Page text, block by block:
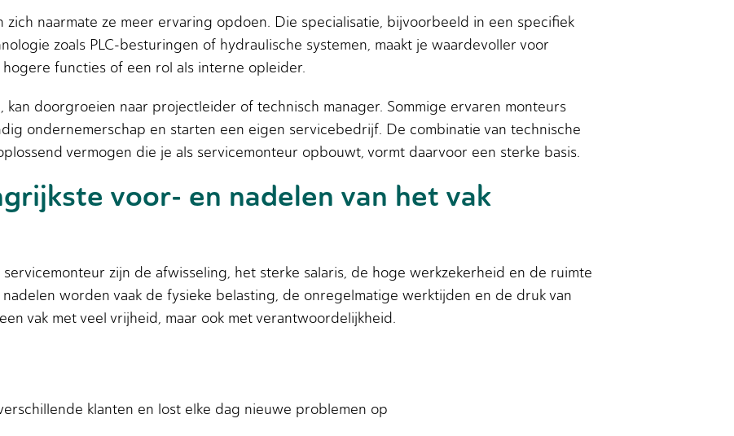
zich naarmate ze meer ervaring opdoen. Die specialisatie, bijvoorbeeld in een specifiek
zoals PLC-besturingen of hydraulische systemen, maakt je waardevoller voor
functies of een rol als interne opleider.
doorgroeien naar projectleider of technisch manager. Sommige ervaren monteurs
ondernemerschap en starten een eigen servicebedrijf. De combinatie van technische
vermogen die je als servicemonteur opbouwt, vormt daarvoor een sterke basis.
voor- en nadelen van het vak
zijn de afwisseling, het sterke salaris, de hoge werkzekerheid en de ruimte
worden vaak de fysieke belasting, de onregelmatige werktijden en de druk van
vak met veel vrijheid, maar ook met verantwoordelijkheid.
klanten en lost elke dag nieuwe problemen op